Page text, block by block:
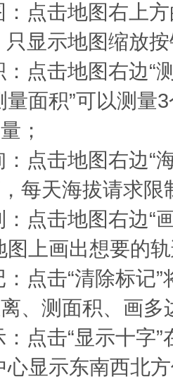
点击地图右上方
只显示地图缩放
点击地图右边“
量面积”可以测量
；
点击地图右边“
每天海拔请求
点击地图右边“画
图上画出想要的
点击“清除标记
离、测面积、画多
点击“显示十字”
心显示东南西北